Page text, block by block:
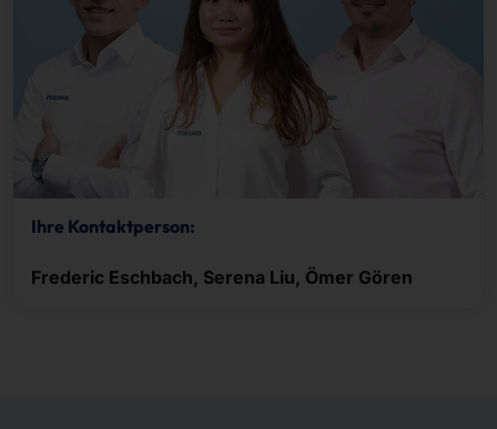
Ihre Kontaktperson:
Frederic Eschbach, Serena Liu, Ömer Gören